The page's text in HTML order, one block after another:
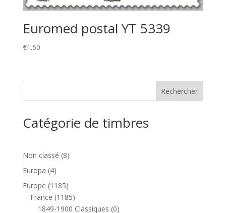
Euromed postal YT 5339
€1.50
Catégorie de timbres
Non classé 88
Europa 44
produits
Europe 11851185
produits
France 11851185
produits
1849-1900 Classiques 00